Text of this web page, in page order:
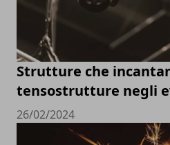
Strutture che
tensostrutture negli
26/02/2024